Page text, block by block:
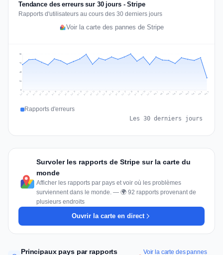
Tendance des erreurs sur 30 jours - Stripe
Rapports d'utilisateurs au cours des 30 derniers jours
Voir la carte des pannes de Stripe
24
48
72
96
Jul 11 Jul 12 Jul 13 Jul 14 Jul 15 Jul 16 Jul 17 Jul 18 Jul 19 Jul 20 Jul 21 Jul 22 Jul 23 Jul 24 Jul 25 Jul 26 Jul 27 Jul 28 Jul 29 Jul 30 Jul 31 Aug 1 Aug 2 Aug 3 Aug 4 Aug 5 Aug 6 Aug 7 Aug 8 Aug 9
Rapports d'erreurs
Les 30 derniers jours
Survoler les rapports de Stripe sur la carte du
monde
Afficher les rapports par pays et voir où les problèmes
surviennent dans le monde. — 🌍 92 rapports provenant de
plusieurs endroits
Ouvrir la carte en direct
Principaux pays par rapports Voir la carte des pannes